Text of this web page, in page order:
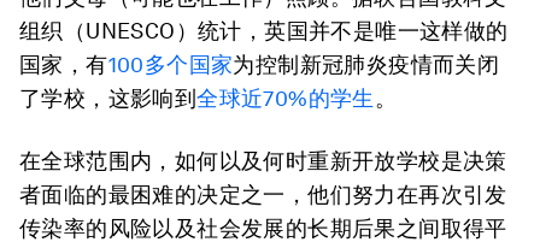
组织（UNESCO）统计，英国并不是唯一这样做的
国家，有100多个国家为控制新冠肺炎疫情而关闭
了学校，这影响到全球近70%的学生 。
在全球范围内，如何以及何时重新开放学校是决策
者面临的最困难的决定之一，他们努力在再次引发
传染率的风险以及社会发展的长期后果之间取得平